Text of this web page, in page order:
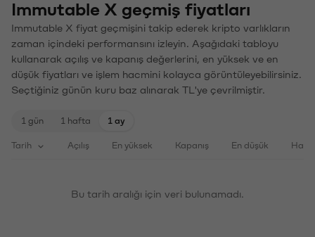
Immutable X geçmiş fiyatları
Immutable X fiyat geçmişini takip ederek kripto varlıkların
zaman içindeki performansını izleyin. Aşağıdaki tabloyu
kullanarak açılış ve kapanış değerlerini, en yüksek ve en
düşük fiyatları ve işlem hacmini kolayca görüntüleyebilirsiniz.
Seçtiğiniz günün kuru baz alınarak TL'ye çevrilmiştir.
1 gün 1 hafta 1 ay
Tarih Açılış En yüksek Kapanış En düşük
Bu tarih aralığı için veri bulunamadı.